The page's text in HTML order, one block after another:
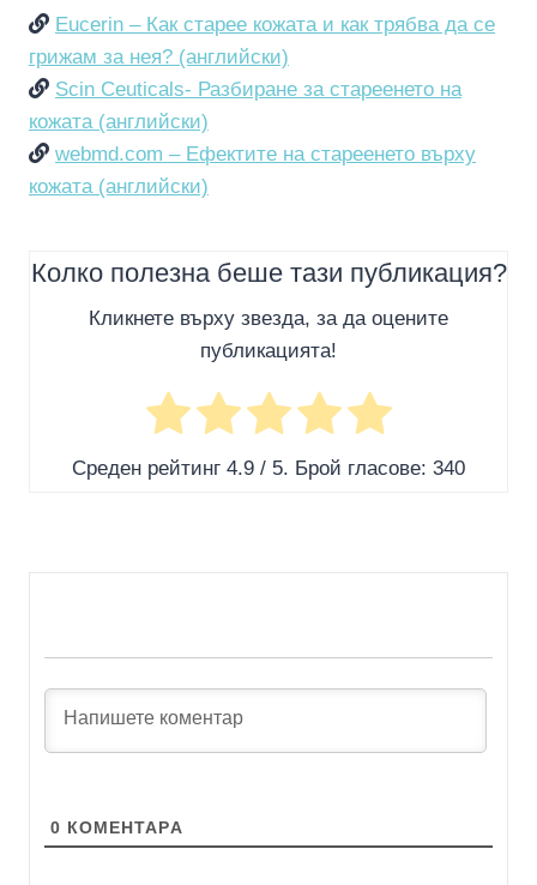
Eucerin – Как старее кожата и как трябва да се
грижам за нея? (английски)
Scin Ceuticals- Разбиране за стареенето на
кожата (английски)
webmd.com – Ефектите на стареенето върху
кожата (английски)
Колко полезна беше тази публикация?
Кликнете върху звезда, за да оцените
публикацията!
Среден рейтинг 4.9 / 5. Брой гласове: 340
0 КОМЕНТАРA